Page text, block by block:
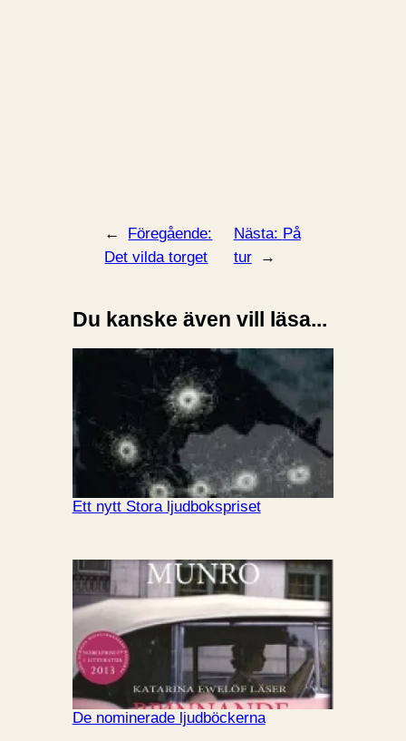
←
Föregående:
Det vilda torget
Nästa: På
tur
→
Du kanske även vill läsa...
Ett nytt Stora ljudbokspriset
De nominerade ljudböckerna